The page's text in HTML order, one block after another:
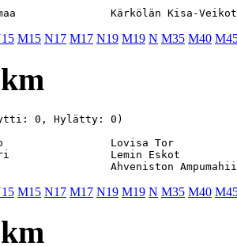
M15 N17 M17 N19 M19 N M35 M40
0, Hylätty: 0)
Lovisa Tor
Lemin Eskot
M15 N17 M17 N19 M19 N M35 M40